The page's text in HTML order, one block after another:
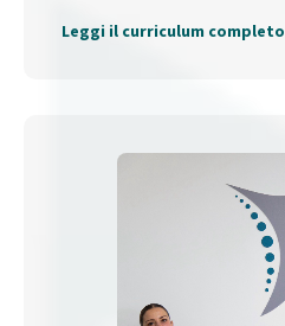
Leggi il curriculum completo